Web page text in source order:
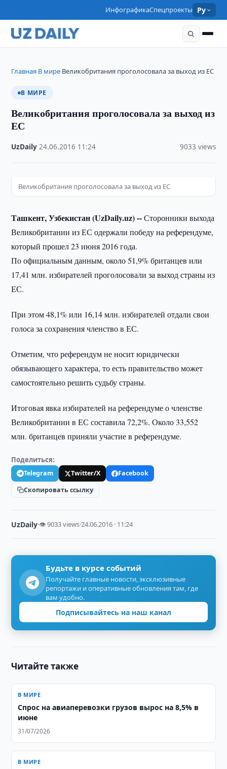
ИнфографикаСпецпроекты Ру
Главная›В мире›Великобритания проголосовала за выход из ЕС
В МИРЕ
Великобритания проголосовала за выход из
ЕС
UzDaily ·24.06.2016 11:24 9033 views
Великобритания проголосовала за выход из ЕС
Ташкент, Узбекистан (UzDaily.uz) --Сторонники выхода
Великобритании из ЕС одержали победу на референдуме,
который прошел 23 июня 2016 года.
По официальным данным, около 51,9% британцев или
17,41 млн. избирателей проголосовали за выход страны из
ЕС.
При этом 48,1% или 16,14 млн. избирателей отдали свои
голоса за сохранения членство в ЕС.
Отметим, что референдум не носит юридически
обязывающего характера, то есть правительство может
самостоятельно решить судьбу страны.
Итоговая явка избирателей на референдуме о членстве
Великобритании в ЕС составила 72,2%. Около 33,552
млн. британцев приняли участие в референдуме.
Поделиться:
Telegram Twitter/X
Facebook
Скопировать ссылку
UzDaily·👁 9033 views·24.06.2016 · 11:24
Будьте в курсе событий
Получайте главные новости, эксклюзивные
репортажи и оперативные обновления там, где
вам удобно.
Подписывайтесь на наш канал
Читайте также
В МИРЕ
Спрос на авиаперевозки грузов вырос на 8,5% в
июне
31/07/2026
В МИРЕ